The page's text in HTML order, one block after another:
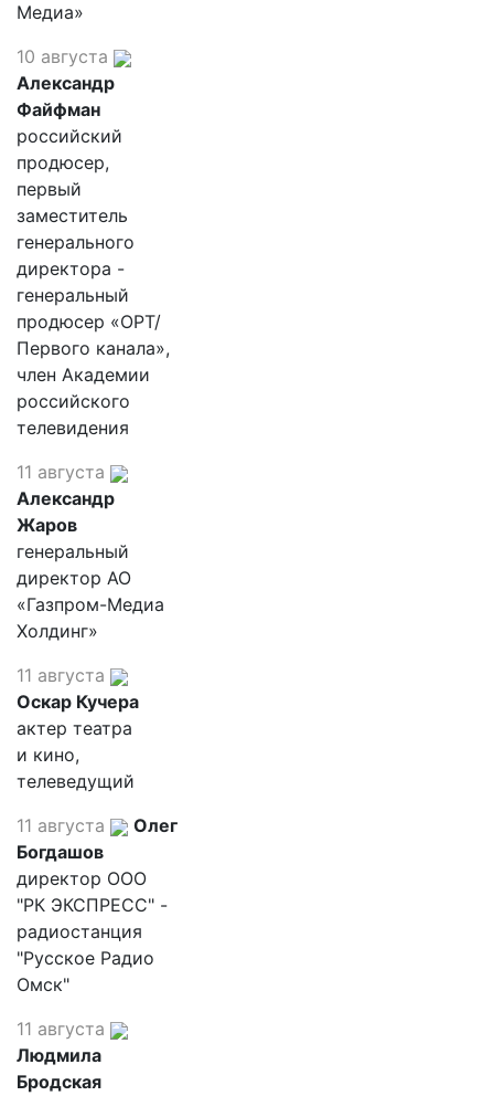
Медиа»
10 августа
Александр
Файфман
российский
продюсер,
первый
заместитель
генерального
директора -
генеральный
продюсер «ОРТ/
Первого канала»,
член Академии
российского
телевидения
11 августа
Александр
Жаров
генеральный
директор АО
«Газпром-Медиа
Холдинг»
11 августа
Оскар Кучера
актер театра
и кино,
телеведущий
11 августа
Олег
Богдашов
директор ООО
"РК ЭКСПРЕСС" -
радиостанция
"Русское Радио
Омск"
11 августа
Людмила
Бродская